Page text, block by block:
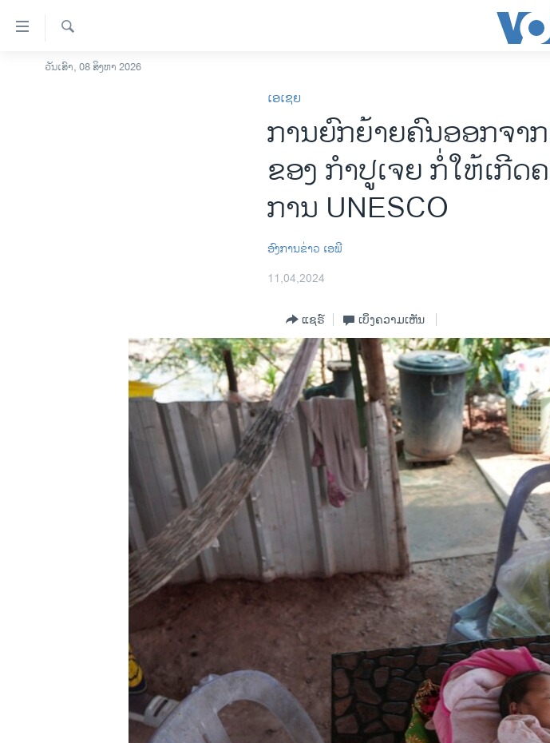
ລິ້ງ
ສຳຫລັບ
ໂຮມເພຈ
ວິທະຍາສາດ-ເທັກໂນໂລຈີ
ຄົ້ນຫາ
ວັນເສົາ, 08 ສິງຫາ 2026
ເອເຊຍ
ການ​ຍົກ​ຍ້າຍ​ຄົນ​ອອກ​ຈາ
ຂອງ ກຳ​ປູ​ເຈຍ ກໍ່​ໃຫ້​ເກີດ​
ການ UNESCO
​ອົງ​ການ​ຂ່າວ ເອ​ພີ
11,04,2024
ແຊຣ໌ ເບິ່ງຄວາມເຫັນ